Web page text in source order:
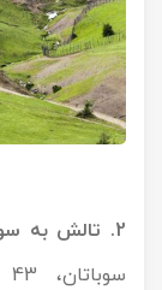
2. تالش به سوباتان: